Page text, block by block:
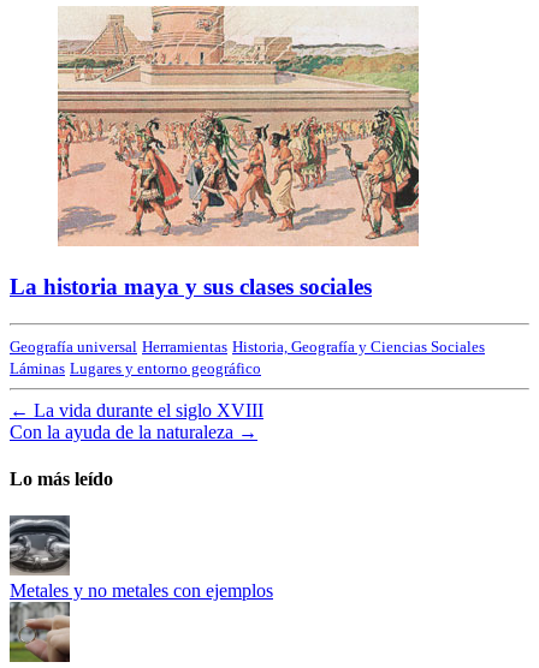
La historia maya y sus clases sociales
Geografía universal Herramientas Historia, Geografía y Ciencias Sociales
Láminas Lugares y entorno geográfico
← La vida durante el siglo XVIII
Con la ayuda de la naturaleza →
Lo más leído
Metales y no metales con ejemplos